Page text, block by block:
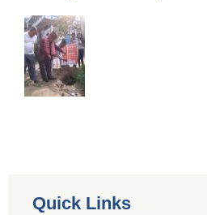
Quick Links